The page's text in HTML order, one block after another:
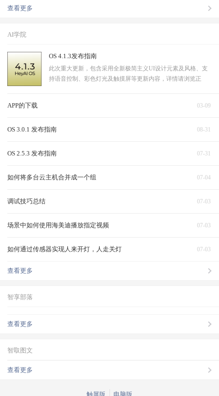
查看更多
AI学院
OS 4.1.3发布指南
此次重大更新，包含采用全新极简主义UI设计元素及风格、支
持语音控制、彩色灯光及触摸屏等更新内容，详情请浏览正
03-09
APP的下载
08-31
OS 3.0.1 发布指南
07-31
OS 2.5.3 发布指南
07-04
如何将多台云主机合并成一个组
07-03
调试技巧总结
07-03
场景中如何使用海美迪播放指定视频
07-03
如何通过传感器实现人来开灯，人走关灯
查看更多
智享部落
查看更多
智取图文
查看更多
触屏版 电脑版